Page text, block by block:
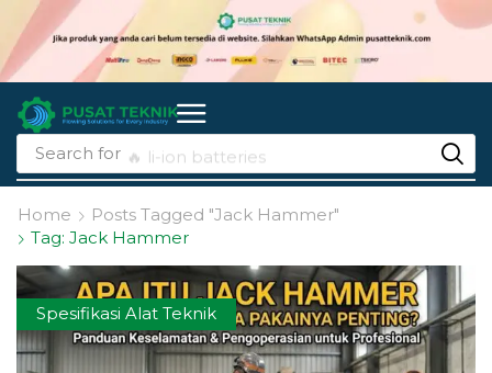
Search for 🔥 li-ion batteries
Home
Posts Tagged "Jack Hammer"
Tag: Jack Hammer
Spesifikasi Alat Teknik